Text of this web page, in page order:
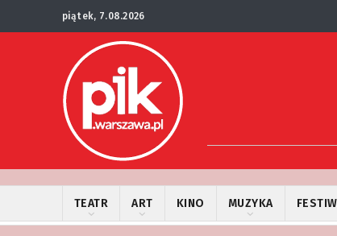
piątek, 7.08.2026
TEATR ART KINO MUZYKA